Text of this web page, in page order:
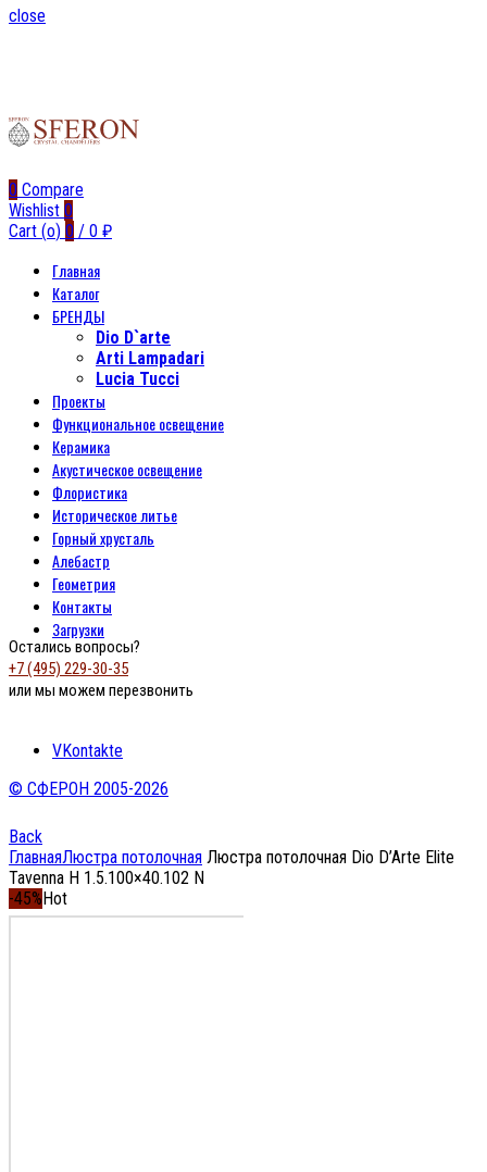
close
0 Compare
Wishlist 0
Cart (o) 0 / 0 ₽
Главная
Каталог
БРЕНДЫ
Dio D`arte
Arti Lampadari
Lucia Tucci
Проекты
Функциональное освещение
Керамика
Акустическое освещение
Флористика
Историческое литье
Горный хрусталь
Алебастр
Геометрия
Контакты
Загрузки
Остались вопросы?
+7 (495) 229-30-35
или мы можем перезвонить
VKontakte
© СФЕРОН 2005-2026
Back
ГлавнаяЛюстра потолочная Люстра потолочная Dio D’Arte Elite
Tavenna H 1.5.100×40.102 N
-45% Hot